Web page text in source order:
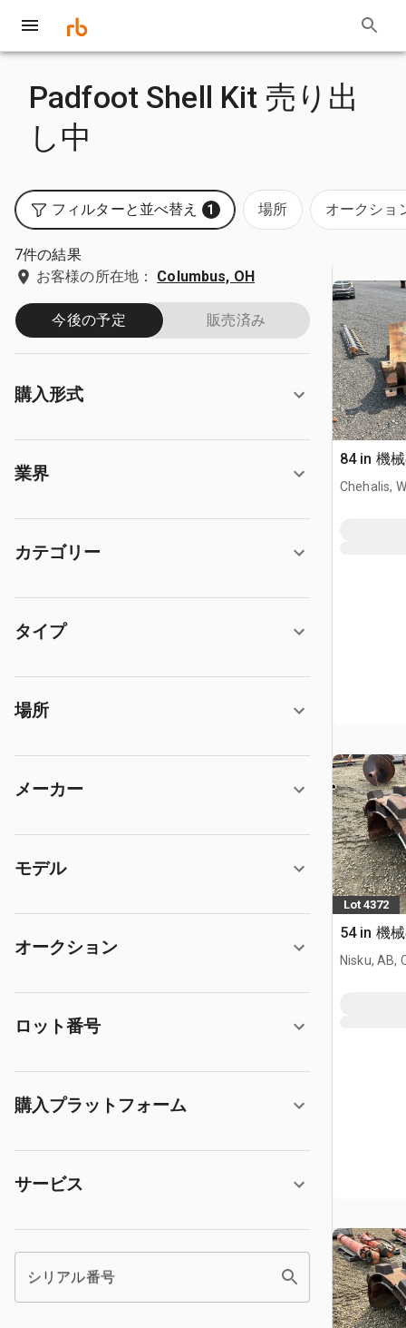
Padfoot Shell Kit 売り出
し中
フィルターと並べ替え 1 場所 オークショ
7件の結果
お客様の所在地：
Columbus, OH
今後の予定 販売済み
購入形式
業界
カテゴリー
タイプ
場所
メーカー
モデル
オークション
ロット番号
購入プラットフォーム
サービス
シリアル番号
84 in 機
Chehalis,
Lot 4372
54 in 機
Nisku, AB,